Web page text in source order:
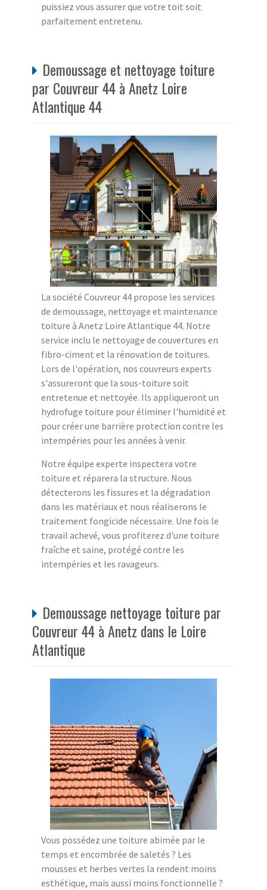
puissiez vous assurer que votre toit soit
parfaitement entretenu.
Demoussage et nettoyage toiture
par Couvreur 44 à Anetz Loire
Atlantique 44
La société Couvreur 44 propose les services
de demoussage, nettoyage et maintenance
toiture à Anetz Loire Atlantique 44. Notre
service inclu le nettoyage de couvertures en
fibro-ciment et la rénovation de toitures.
Lors de l'opération, nos couvreurs experts
s'assureront que la sous-toiture soit
entretenue et nettoyée. Ils appliqueront un
hydrofuge toiture pour éliminer l'humidité et
pour créer une barrière protection contre les
intempéries pour les années à venir.
Notre équipe experte inspectera votre
toiture et réparera la structure. Nous
détecterons les fissures et la dégradation
dans les matériaux et nous réaliserons le
traitement fongicide nécessaire. Une fois le
travail achevé, vous profiterez d'une toiture
fraîche et saine, protégé contre les
intempéries et les ravageurs.
Demoussage nettoyage toiture par
Couvreur 44 à Anetz dans le Loire
Atlantique
Vous possédez une toiture abimée par le
temps et encombrée de saletés ? Les
mousses et herbes vertes la rendent moins
esthétique, mais aussi moins fonctionnelle ?